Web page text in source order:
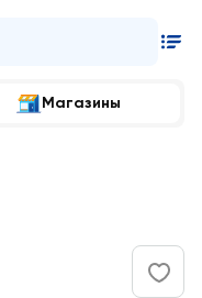
Магазины